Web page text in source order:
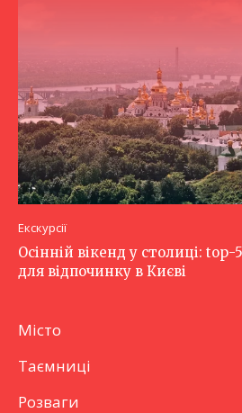
Екскурсії
Осінній вікенд у столиці:
для відпочинку в Києві
Місто
Таємниці
Розваги